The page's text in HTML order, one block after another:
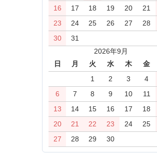
16
17 18 19 20 21
23
24 25 26 27 28
30
31
2026年9月
日
月 火 水 木 金
1
2 3 4
6
7 8 9 10 11
13
14 15 16 17 18
20
21 22 23 24 25
27
28 29 30